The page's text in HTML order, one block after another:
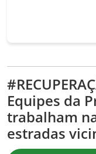
Equipes da
trabalham
estradas